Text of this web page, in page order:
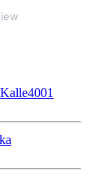
Kalle4001